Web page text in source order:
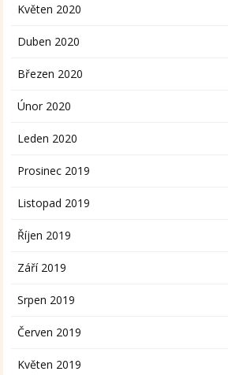
Květen 2020
Duben 2020
Březen 2020
Únor 2020
Leden 2020
Prosinec 2019
Listopad 2019
Říjen 2019
Září 2019
Srpen 2019
Červen 2019
Květen 2019